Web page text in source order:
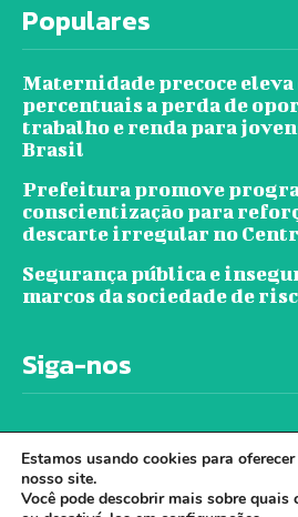
Populares
Maternidade precoce eleva
percentuais a perda de
trabalho e renda para
Brasil
Prefeitura promove
conscientização para
descarte irregular no
Segurança pública e
marcos da sociedade de
Siga-nos
Estamos usando cookies para
nosso site.
Você pode descobrir mais sobre quais